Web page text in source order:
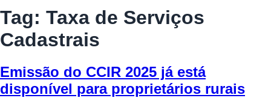
Tag: Taxa de Serviços
Cadastrais
Emissão do CCIR 2025 já está
disponível para proprietários rurais